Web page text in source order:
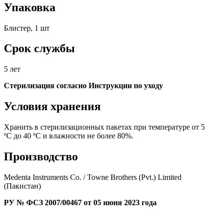
Упаковка
Блистер, 1 шт
Срок службы
5 лет
Стерилизация согласно Инструкции по уходу
Условия хранения
Хранить в стерилизационных пакетах при температуре от 5
ºС до 40 ºС и влажности не более 80%.
Производство
Medenta Instruments Co. / Towne Brothers (Pvt.) Limited
(Пакистан)
РУ № ФСЗ 2007/00467 от 05 июня 2023 года